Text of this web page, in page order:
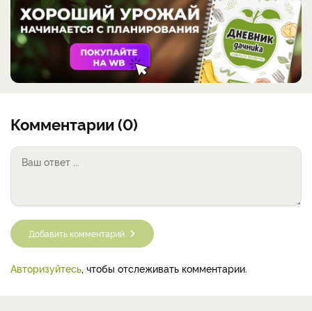
Комментарии (0)
Добавить комментарий
Авторизуйтесь , чтобы отслеживать комментарии.